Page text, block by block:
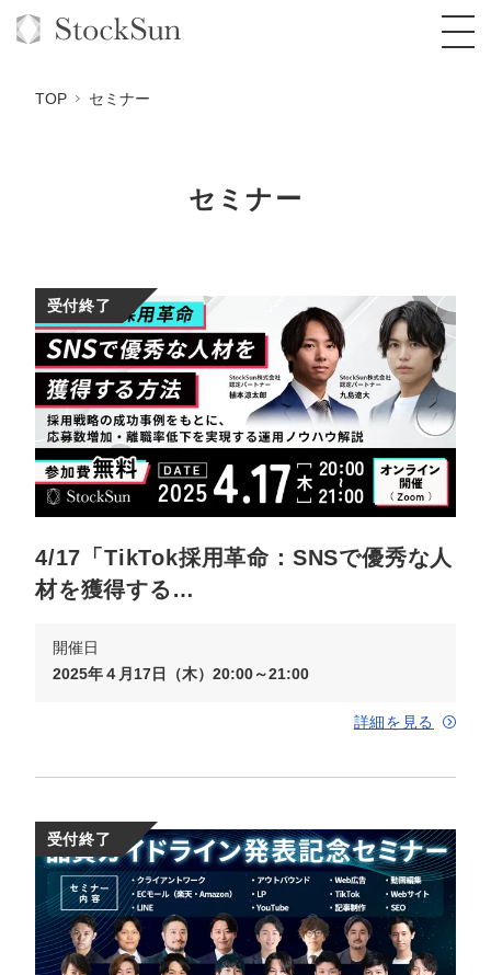
コンサルタント一覧
品質ガイドライン
社内コンペ
クレーム窓口
定額制Webマーケティング代行『マキトルく
ん』
定額制営業代行『カリトルくん』
定額制採用代行・RPO『トルトルくん』
営業改善特化の動画制作『動画でカリトルく
ん』
定額LINE運用代行『LINEマキトルくん』
オリジナルサービス
格安でAI導入支援『あいのりAI』
拡散付1日密着動画制作『まるごと社長』
1本無料で記事を制作『SEOトライアル』
定額制LP制作・改善『最強LP』
採用YouTubeチャンネル構築『トリトル』
実績
お役立ち資料
料金表
オンラインサロン
StockSun道場
道場TOP
動画編集
エンジニア
広告運用
YouTubeディレクター
年収エージェント
会社概要・役員紹介
ミッション・ビジョン・バリュー
代表メッセージ（岩野圭佑）
営業
インターン
正社員
TOP セミナー
セミナー
受付終了
4/17「TikTok採用革命：SNSで優秀な人
材を獲得する…
開催日
2025年４月17日（木）20:00～21:00
詳細を見る
受付終了